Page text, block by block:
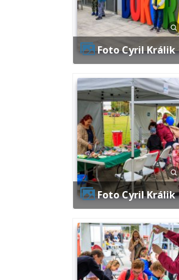
Foto Cyril Králik
Foto Cyril Králik